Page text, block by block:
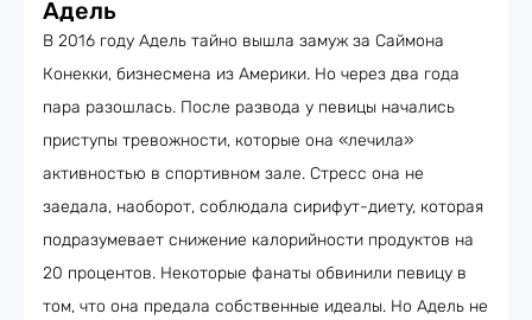
Адель
В 2016 году Адель тайно вышла замуж за Саймона
Конекки, бизнесмена из Америки. Но через два года
пара разошлась. После развода у певицы начались
приступы тревожности, которые она «лечила»
активностью в спортивном зале. Стресс она не
заедала, наоборот, соблюдала сирифут-диету, которая
подразумевает снижение калорийности продуктов на
20 процентов. Некоторые фанаты обвинили певицу в
том, что она предала собственные идеалы. Но Адель не